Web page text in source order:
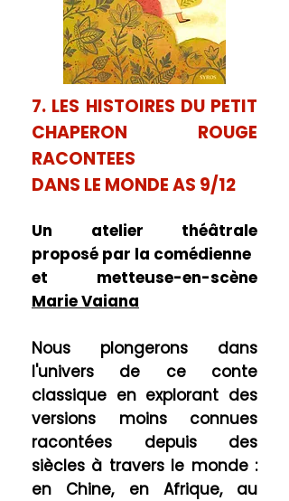
7. LES HISTOIRES DU PETIT
CHAPERON ROUGE
RACONTEES
DANS LE MONDE AS 9/12
Un atelier théâtrale
proposé par la comédienne
et metteuse-en-scène
Marie Vaiana
Nous plongerons dans
l'univers de ce conte
classique en explorant des
versions moins connues
racontées depuis des
siècles à travers le monde :
en Chine, en Afrique, au